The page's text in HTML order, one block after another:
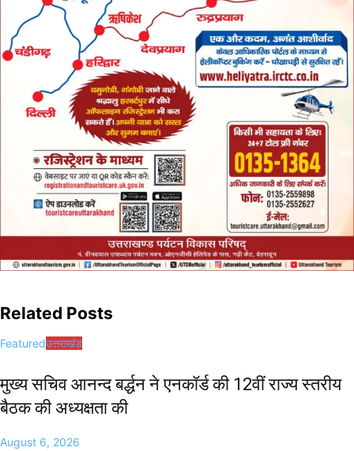
Related Posts
Featuredउत्तराखंड
मुख्य सचिव आनन्द बर्द्धन ने एनकॉर्ड की 12वीं राज्य स्तरीय
बैठक की अध्यक्षता की
August 6, 2026